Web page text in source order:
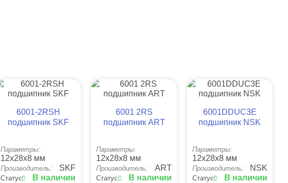
6001-2RSH
подшипник SKF
Параметры:
12x28x8 мм
Производитель: SKF
Статус: В наличии
6001 2RS
подшипник ART
Параметры:
12x28x8 мм
Производитель: ART
Статус: В наличии
6001DDUC3E
подшипник NSK
Параметры:
12x28x8 мм
Производитель: NSK
Статус: В наличии